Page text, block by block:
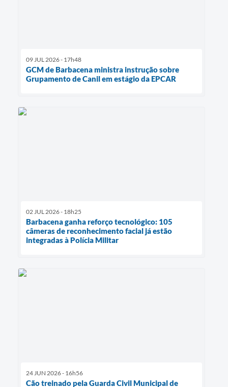
09 JUL 2026 - 17h48
GCM de Barbacena ministra instrução sobre
Grupamento de Canil em estágio da EPCAR
02 JUL 2026 - 18h25
Barbacena ganha reforço tecnológico: 105
câmeras de reconhecimento facial já estão
integradas à Polícia Militar
24 JUN 2026 - 16h56
Cão treinado pela Guarda Civil Municipal de